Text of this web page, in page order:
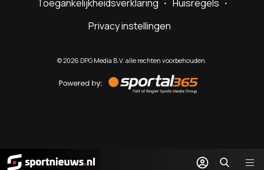
Toegankelijkheidsverklaring
Huisregels
Privacy instellingen
©2026 DPG Media B.V. alle rechten voorbehouden.
by
Sportal365